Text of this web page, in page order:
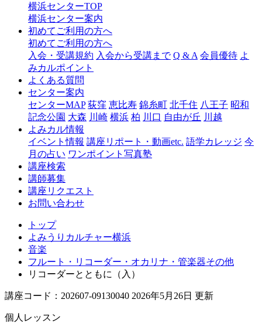
ャ
浜
横浜センターTOP
横浜センター案内
初めてご利用の方へ
初めてご利用の方へ
入会・受講規約 入会から受講まで Q & A 会員優待 よ
みカルポイント
よくある質問
センター案内
センターMAP 荻窪 恵比寿 錦糸町 北千住 八王子 昭和
記念公園 大森 川崎 横浜 柏 川口 自由が丘 川越
よみカル情報
イベント情報 講座リポート・動画etc. 語学カレッジ 今
月の占い ワンポイント写真塾
講座検索
講師募集
講座リクエスト
お問い合わせ
トップ
よみうりカルチャー横浜
音楽
フルート・リコーダー・オカリナ・管楽器その他
リコーダーとともに（入）
講座コード：202607-09130040 2026年5月26日 更新
個人レッスン